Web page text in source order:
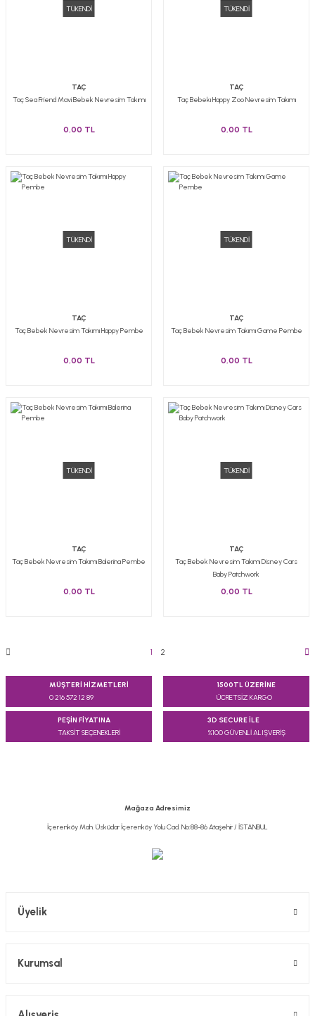
TÜKENDİ
TAÇ
Taç Sea Friend Mavi Bebek Nevresim Takımı
0,00 TL
TÜKENDİ
TAÇ
Taç Bebekı Happy Zoo Nevresim Takımı
0,00 TL
TÜKENDİ
TAÇ
Taç Bebek Nevresim Takımı Happy Pembe
0,00 TL
TÜKENDİ
TAÇ
Taç Bebek Nevresim Takımı Game Pembe
0,00 TL
TÜKENDİ
TAÇ
Taç Bebek Nevresim Takımı Balerina Pembe
0,00 TL
TÜKENDİ
TAÇ
Taç Bebek Nevresim Takımı Disney Cars
Baby Patchwork
0,00 TL
1 2
MÜŞTERİ HİZMETLERİ
0 216 572 12 89
1500TL ÜZERİNE
ÜCRETSİZ KARGO
PEŞİN FİYATINA
TAKSİT SEÇENEKLERİ
3D SECURE İLE
%100 GÜVENLİ ALIŞVERİŞ
Mağaza Adresimiz
İçerenköy Mah. Üsküdar İçerenköy Yolu Cad. No:88-86 Ataşehir / İSTANBUL
Üyelik
Kurumsal